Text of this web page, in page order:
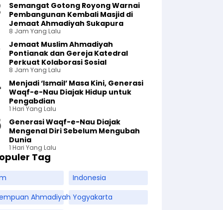
Semangat Gotong Royong Warnai
Pembangunan Kembali Masjid di
Jemaat Ahmadiyah Sukapura
8 Jam Yang Lalu
Jemaat Muslim Ahmadiyah
Pontianak dan Gereja Katedral
Perkuat Kolaborasi Sosial
8 Jam Yang Lalu
Menjadi ‘Ismail’ Masa Kini, Generasi
Waqf-e-Nau Diajak Hidup untuk
Pengabdian
1 Hari Yang Lalu
Generasi Waqf-e-Nau Diajak
Mengenal Diri Sebelum Mengubah
Dunia
1 Hari Yang Lalu
Tag
Indonesia
Ahmadiyah Yogyakarta